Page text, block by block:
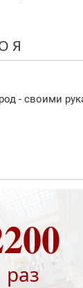
Я
- своими
раз